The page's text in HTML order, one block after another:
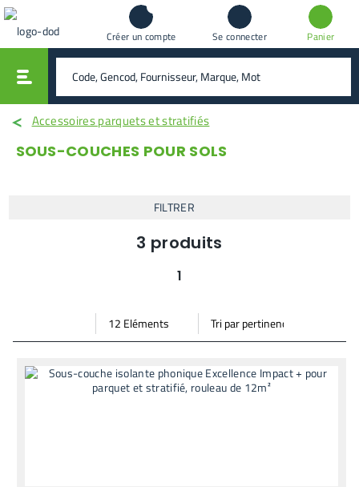
Créer un compte Se connecter Panier
rechercher
Accessoires parquets et stratifiés
SOUS-COUCHES POUR SOLS
FILTRER
3 produits
1
Mode vignette
Mode bande
Par
page
Trier
par